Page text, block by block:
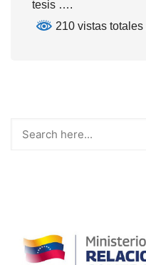
tesis ….
210 vistas totales